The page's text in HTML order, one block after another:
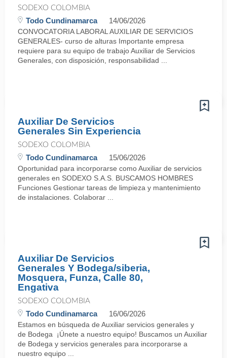
SODEXO COLOMBIA
Todo Cundinamarca 14/06/2026
CONVOCATORIA LABORAL AUXILIAR DE SERVICIOS
GENERALES- curso de alturas Importante empresa
requiere para su equipo de trabajo Auxiliar de Servicios
Generales, con disposición, responsabilidad ...
Auxiliar De Servicios
Generales Sin Experiencia
SODEXO COLOMBIA
Todo Cundinamarca 15/06/2026
Oportunidad para incorporarse como Auxiliar de servicios
generales en SODEXO S.A.S. BUSCAMOS HOMBRES
Funciones Gestionar tareas de limpieza y mantenimiento
de instalaciones. Colaborar ...
Auxiliar De Servicios
Generales Y Bodega/siberia,
Mosquera, Funza, Calle 80,
Engativa
SODEXO COLOMBIA
Todo Cundinamarca 16/06/2026
Estamos en búsqueda de Auxiliar servicios generales y
de Bodega ¡Únete a nuestro equipo! Buscamos un Auxiliar
de Bodega y servicios generales para incorporarse a
nuestro equipo ...